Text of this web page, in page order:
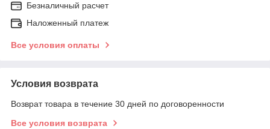
Безналичный расчет
Наложенный платеж
Все условия оплаты
Условия возврата
Возврат товара в течение 30 дней по договоренности
Все условия возврата